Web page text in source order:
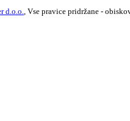
d.o.o. , Vse pravice pridržane -